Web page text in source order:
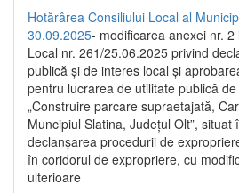
Hotărârea Consiliului Local al
30.09.2025- modificarea anexei nr.
Local nr. 261/25.06.2025 privind
publică şi de interes local şi
pentru lucrarea de utilitate publică
„Construire parcare supraetajată,
Muncipiul Slatina, Judeţul Olt”,
declanşarea procedurii de
în coridorul de expropriere, cu
ulterioare